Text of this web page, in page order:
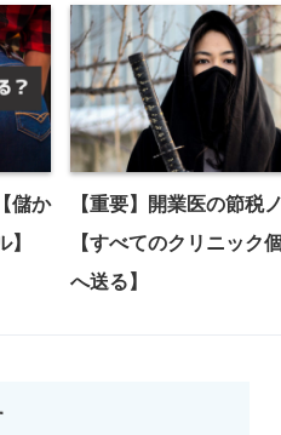
儲か
【重要】開業医の節税
【すべてのクリニック
へ送る】